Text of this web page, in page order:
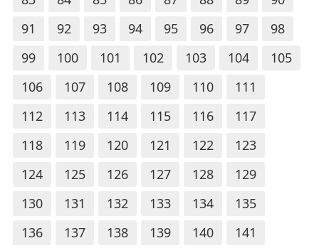
91
92 93 94 95 96 97
98
99
100 101 102 103 104
105
106
107 108 109 110
111
112
113 114 115 116
117
118
119 120 121 122
123
124
125 126 127 128
129
130
131 132 133 134
135
136
137 138 139 140
141